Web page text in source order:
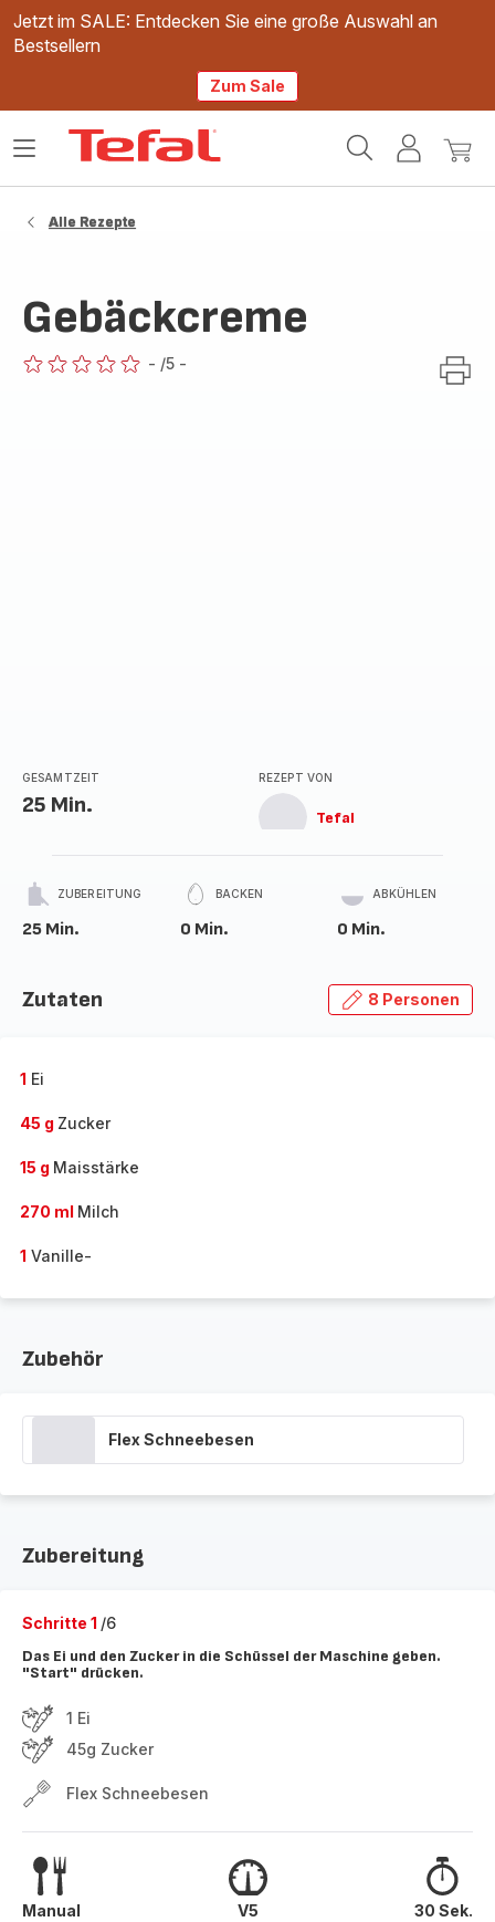
Jetzt im SALE: Entdecken Sie eine große Auswahl an
Bestsellern
Zum Sale
Mein
Mein
Das
Alle Rezepte
Gebäckcreme
- /5 -
GESAMTZEIT
25 Min.
REZEPT VON
Tefal
ZUBEREITUNG
25 Min.
BACKEN
0 Min.
ABKÜHLEN
0 Min.
Zutaten 8 Personen
1 Ei
45 g Zucker
15 g Maisstärke
270 ml Milch
1 Vanille-
Zubehör
Flex Schneebesen
Zubereitung
Schritte 1 /6
Das Ei und den Zucker in die Schüssel der Maschine geben.
"Start" drücken.
1 Ei
45g Zucker
Flex Schneebesen
Manual V5 30 Sek.